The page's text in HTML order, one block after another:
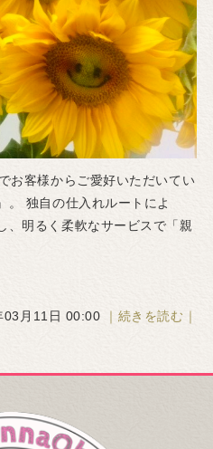
お客様からご愛好いただいてい
。 独自の仕入れルートによ
、明るく柔軟なサービスで「親
03月11日 00:00 ｜続きを読む｜